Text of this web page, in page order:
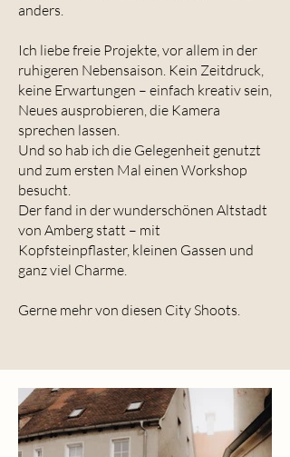
anders.
Ich liebe freie Projekte, vor allem in der
ruhigeren Nebensaison. Kein Zeitdruck,
keine Erwartungen – einfach kreativ sein,
Neues ausprobieren, die Kamera
sprechen lassen.
Und so hab ich die Gelegenheit genutzt
und zum ersten Mal einen Workshop
besucht.
Der fand in der wunderschönen Altstadt
von Amberg statt – mit
Kopfsteinpflaster, kleinen Gassen und
ganz viel Charme.
Gerne mehr von diesen City Shoots.